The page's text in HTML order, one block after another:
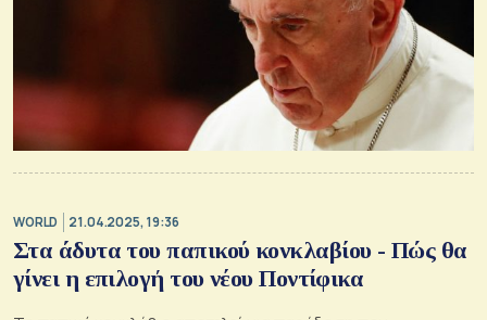
WORLD 21.04.2025, 19:36
Στα άδυτα του παπικού κονκλαβίου - Πώς θα
γίνει η επιλογή του νέου Ποντίφικα